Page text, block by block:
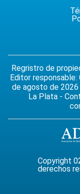
Regristro de
Editor responsable:
de agosto de 2026
La Plata -
Copyright
derechos